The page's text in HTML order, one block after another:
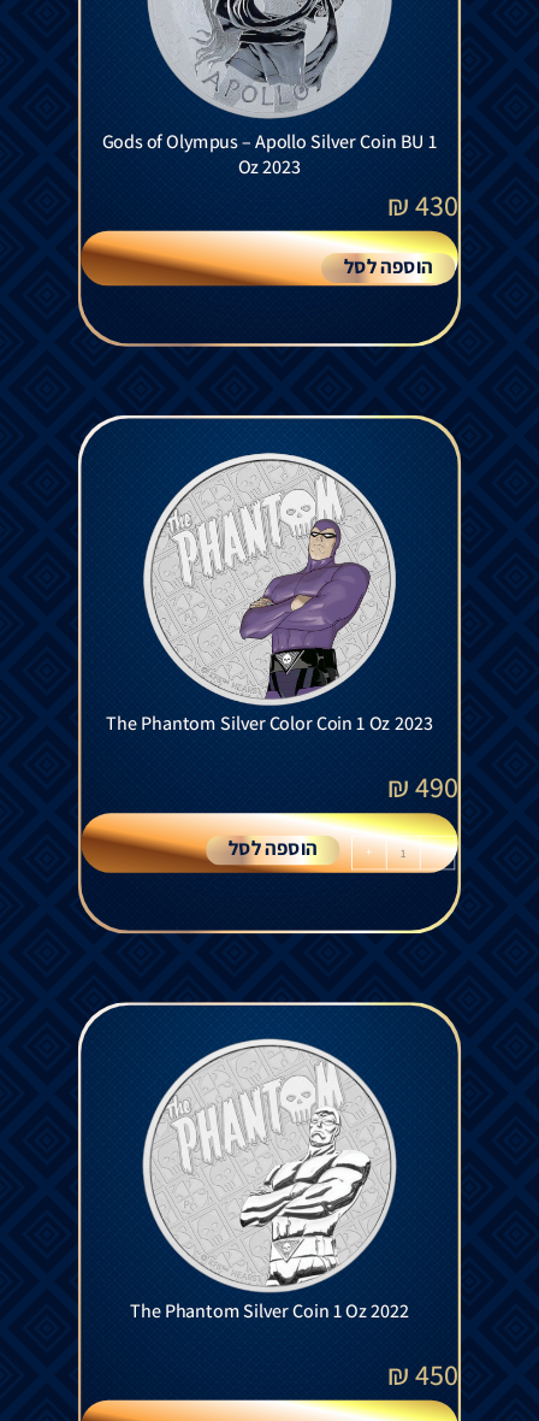
Gods of Olympus – Apollo Silver Coin BU 1
Oz 2023
430
₪
הוספה לסל
The Phantom Silver Color Coin 1 Oz 2023
490
₪
-
+ הוספה לסל
The Phantom Silver Coin 1 Oz 2022
450
₪